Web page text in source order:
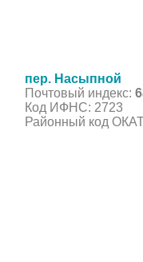
пер. Насыпной
Почтовый индекс:
Код ИФНС: 2723
Районный код